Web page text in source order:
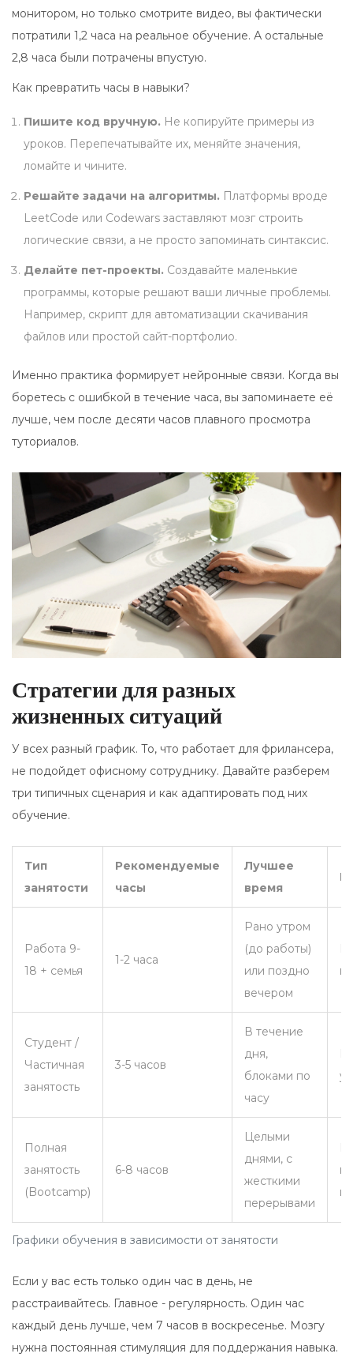
монитором, но только смотрите видео, вы фактически
потратили 1,2 часа на реальное обучение. А остальные
2,8 часа были потрачены впустую.
Как превратить часы в навыки?
Пишите код вручную. Не копируйте примеры из
уроков. Перепечатывайте их, меняйте значения,
ломайте и чините.
Решайте задачи на алгоритмы. Платформы вроде
LeetCode или Codewars заставляют мозг строить
логические связи, а не просто запоминать синтаксис.
Делайте пет-проекты. Создавайте маленькие
программы, которые решают ваши личные проблемы.
Например, скрипт для автоматизации скачивания
файлов или простой сайт-портфолио.
Именно практика формирует нейронные связи. Когда вы
боретесь с ошибкой в течение часа, вы запоминаете её
лучше, чем после десяти часов плавного просмотра
туториалов.
Стратегии для разных
жизненных ситуаций
У всех разный график. То, что работает для фрилансера,
не подойдет офисному сотруднику. Давайте разберем
три типичных сценария и как адаптировать под них
обучение.
Графики обучения в зависимости от занятости
Тип
занятости
Рекомендуемые
часы
Лучшее
время
Работа 9-
18 + семья
1-2 часа
Рано утром
(до работы)
или поздно
вечером
Студент /
Частичная
занятость
3-5 часов
В течение
дня,
блоками по
часу
Полная
занятость
(Bootcamp)
6-8 часов
Целыми
днями, с
жесткими
перерывами
Если у вас есть только один час в день, не
расстраивайтесь. Главное - регулярность. Один час
каждый день лучше, чем 7 часов в воскресенье. Мозгу
нужна постоянная стимуляция для поддержания навыка.